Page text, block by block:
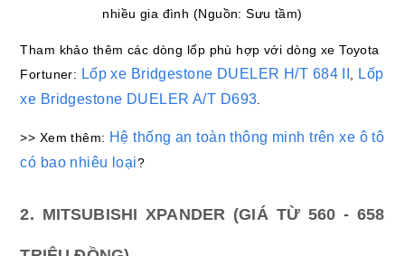
nhiều gia đình (Nguồn: Sưu tầm)
Tham khảo thêm các dòng lốp phù hợp với dòng xe Toyota
Fortuner: Lốp xe Bridgestone DUELER H/T 684 II
Lốp
xe Bridgestone DUELER A/T D693
>> Xem thêm: Hệ thống an toàn thông minh trên xe ô tô
có bao nhiêu loại?
2. MITSUBISHI XPANDER (GIÁ TỪ 560 - 658